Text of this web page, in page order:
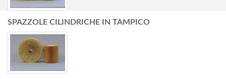
SPAZZOLE CILINDRICHE IN TAMPICO